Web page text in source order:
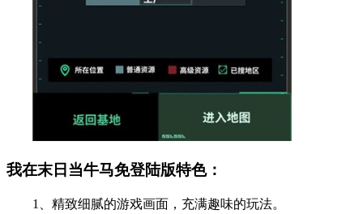
我在末日当牛马免登陆版特色：
1、精致细腻的游戏画面，充满趣味的玩法。